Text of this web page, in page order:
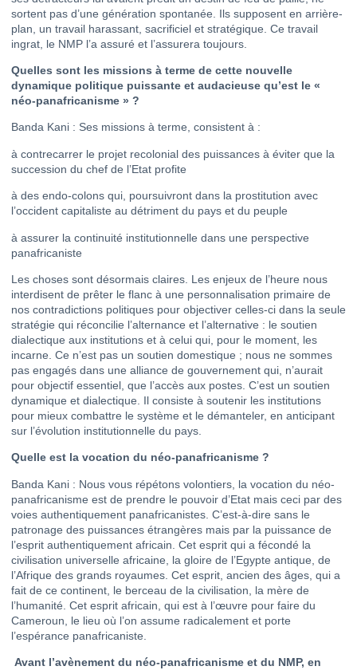
sortent pas d’une génération spontanée. Ils supposent en arrière-
plan, un travail harassant, sacrificiel et stratégique. Ce travail
ingrat, le NMP l’a assuré et l’assurera toujours.
Quelles sont les missions à terme de cette nouvelle
dynamique politique puissante et audacieuse qu’est le «
néo-panafricanisme » ?
Banda Kani : Ses missions à terme, consistent à :
à contrecarrer le projet recolonial des puissances à éviter que la
succession du chef de l’Etat profite
à des endo-colons qui, poursuivront dans la prostitution avec
l’occident capitaliste au détriment du pays et du peuple
à assurer la continuité institutionnelle dans une perspective
panafricaniste
Les choses sont désormais claires. Les enjeux de l’heure nous
interdisent de prêter le flanc à une personnalisation primaire de
nos contradictions politiques pour objectiver celles-ci dans la seule
stratégie qui réconcilie l’alternance et l’alternative : le soutien
dialectique aux institutions et à celui qui, pour le moment, les
incarne. Ce n’est pas un soutien domestique ; nous ne sommes
pas engagés dans une alliance de gouvernement qui, n’aurait
pour objectif essentiel, que l’accès aux postes. C’est un soutien
dynamique et dialectique. Il consiste à soutenir les institutions
pour mieux combattre le système et le démanteler, en anticipant
sur l’évolution institutionnelle du pays.
Quelle est la vocation du néo-panafricanisme ?
Banda Kani : Nous vous répétons volontiers, la vocation du néo-
panafricanisme est de prendre le pouvoir d’Etat mais ceci par des
voies authentiquement panafricanistes. C’est-à-dire sans le
patronage des puissances étrangères mais par la puissance de
l’esprit authentiquement africain. Cet esprit qui a fécondé la
civilisation universelle africaine, la gloire de l’Egypte antique, de
l’Afrique des grands royaumes. Cet esprit, ancien des âges, qui a
fait de ce continent, le berceau de la civilisation, la mère de
l’humanité. Cet esprit africain, qui est à l’œuvre pour faire du
Cameroun, le lieu où l’on assume radicalement et porte
l’espérance panafricaniste.
Avant l’avènement du néo-panafricanisme et du NMP, en